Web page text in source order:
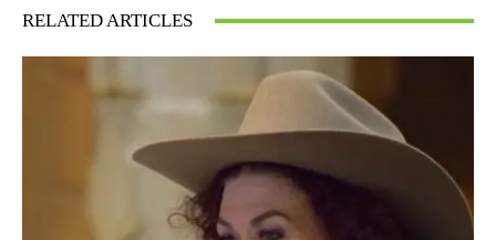
RELATED ARTICLES